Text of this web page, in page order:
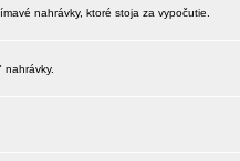
nahrávky, ktoré stoja za vypočutie.